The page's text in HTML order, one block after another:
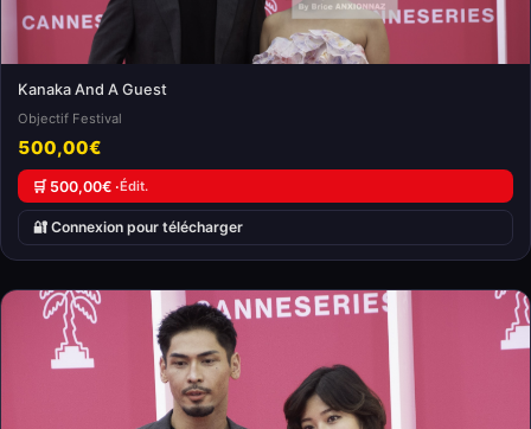
Kanaka And A Guest
Objectif Festival
500,00€
🛒 500,00€ ·Édit.
🔐 Connexion pour télécharger